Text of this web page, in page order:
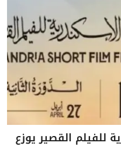
للفيلم القصير يوزع